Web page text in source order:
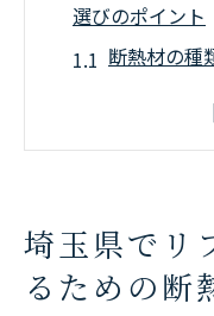
選びのポイント
断熱材の種
埼玉県の
断熱材の選
ス
埼玉県でリ
るための断